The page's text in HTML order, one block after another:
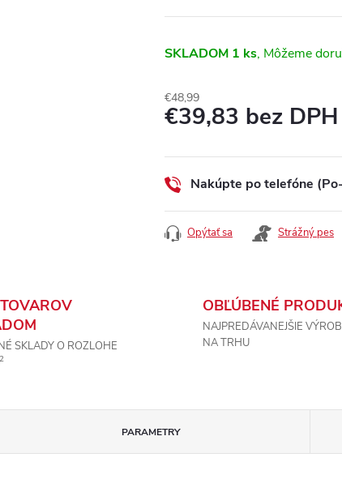
SKLADOM 1 ks
€48,99
€39,83 bez DPH
cena:
Nakúpte po telefóne
Opýtať sa Strážný pes
SKLADY O ROZLOHE
2
OBĽÚBENÉ
NAJPREDÁVANEJŠIE
NA TRHU
PARAMETRY